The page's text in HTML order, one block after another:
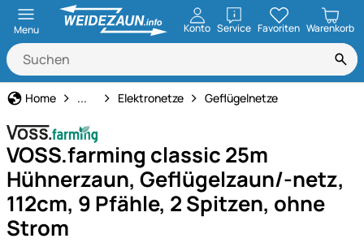
Menu Konto ServiceöffnenFavoriten Warenkorb
Home Weidezaun
... Elektronetze Geflügelnetze
VOSS.farming classic 25m
Hühnerzaun, Geflügelzaun/-netz,
112cm, 9 Pfähle, 2 Spitzen, ohne
Strom